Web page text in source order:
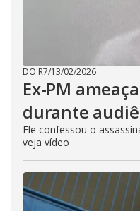
DO R7/13/02/2026
Ex-PM
durante
Ele confessou o
veja vídeo